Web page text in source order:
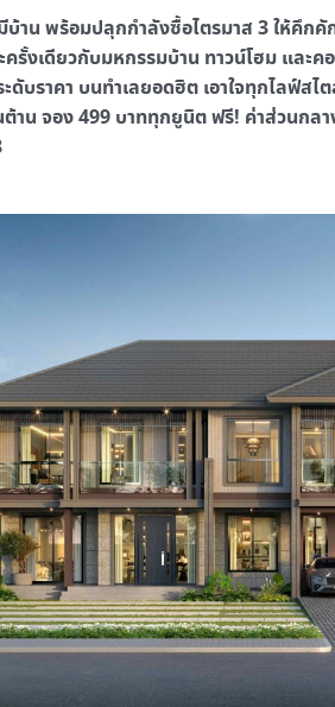
าน พร้อมปลุกกำลังซื้อไตรมาส 3 ให้คึกคั
ครั้งเดียวกับมหกรรมบ้าน ทาวน์โฮม และ
บราคา บนทำเลยอดฮิต เอาใจทุกไลฟ์สไ
าน จอง 499 บาททุกยูนิต ฟรี! ค่าส่วนก